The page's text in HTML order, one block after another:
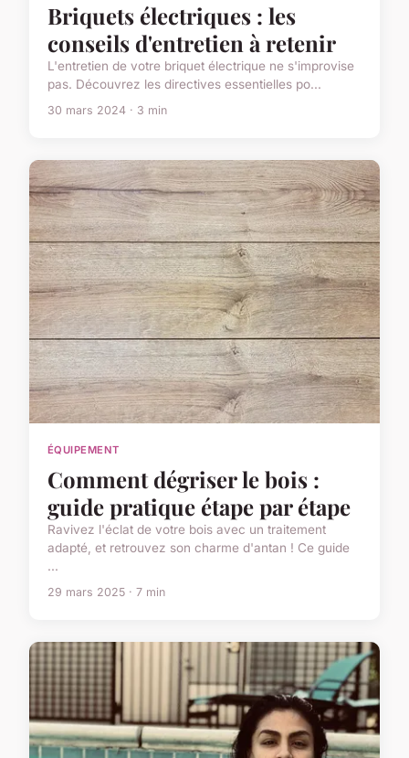
Briquets électriques : les
conseils d'entretien à retenir
L'entretien de votre briquet électrique ne s'improvise
pas. Découvrez les directives essentielles po...
30 mars 2024 · 3 min
ÉQUIPEMENT
Comment dégriser le bois :
guide pratique étape par étape
Ravivez l'éclat de votre bois avec un traitement
adapté, et retrouvez son charme d'antan ! Ce guide
...
29 mars 2025 · 7 min